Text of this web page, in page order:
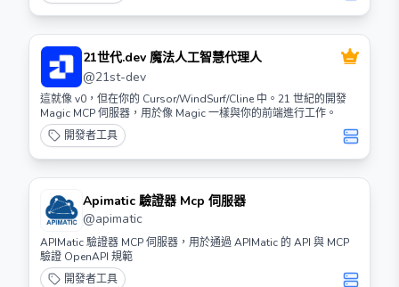
21世代.dev 魔法人工智慧代理人
@21st-dev
這就像 v0，但在你的 Cursor/WindSurf/Cline 中。21 世紀的開發
Magic MCP 伺服器，用於像 Magic 一樣與你的前端進行工作。
開發者工具
Apimatic 驗證器 Mcp 伺服器
@apimatic
APIMatic 驗證器 MCP 伺服器，用於通過 APIMatic 的 API 與 MCP
驗證 OpenAPI 規範
開發者工具